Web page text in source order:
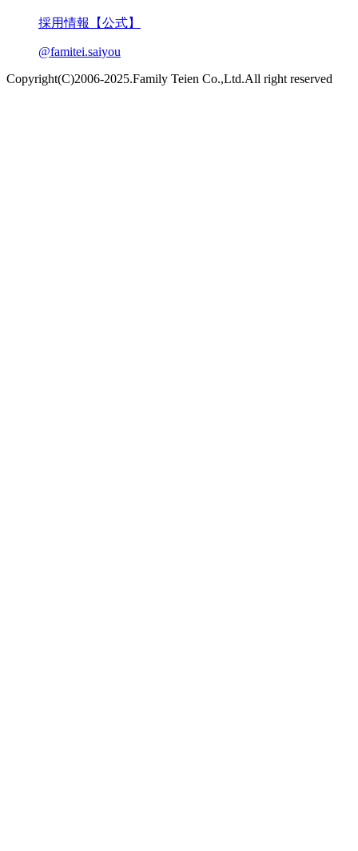
採用情報【公式】
@famitei.saiyou
Copyright(C)2006-2025.Family Teien Co.,Ltd.All right reserved